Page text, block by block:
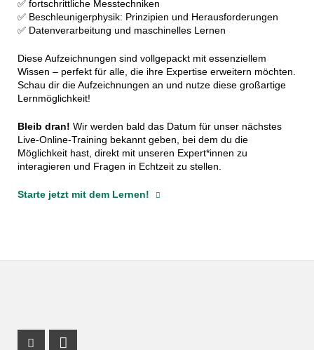
✅ fortschrittliche Messtechniken
✅ Beschleunigerphysik: Prinzipien und Herausforderungen
✅ Datenverarbeitung und maschinelles Lernen
Diese Aufzeichnungen sind vollgepackt mit essenziellem
Wissen – perfekt für alle, die ihre Expertise erweitern möchten.
Schau dir die Aufzeichnungen an und nutze diese großartige
Lernmöglichkeit!
Bleib dran! Wir werden bald das Datum für unser nächstes
Live-Online-Training bekannt geben, bei dem du die
Möglichkeit hast, direkt mit unseren Expert*innen zu
interagieren und Fragen in Echtzeit zu stellen.
Starte jetzt mit dem Lernen!